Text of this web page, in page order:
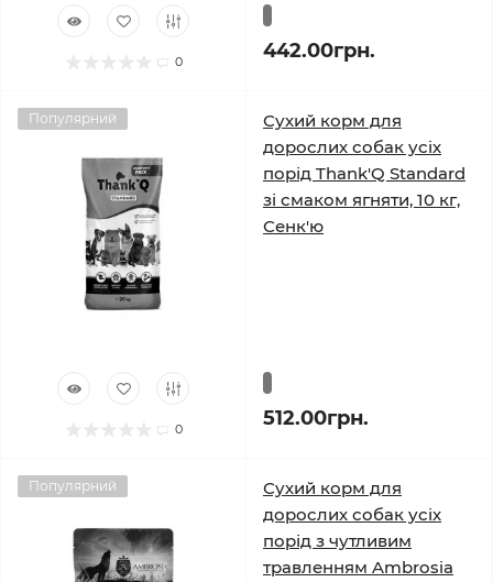
0 442.00грн.
Популярний
0
Сухий корм для
дорослих собак усіх
порід Thank'Q Standard
зі смаком ягняти, 10 кг,
Сенк'ю
512.00грн.
Популярний
Сухий корм для
дорослих собак усіх
порід з чутливим
травленням Ambrosia